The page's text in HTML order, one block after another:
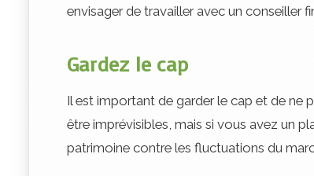
envisager de travailler avec un conseiller
Gardez le cap
Il est important de garder le cap et de ne
être imprévisibles, mais si vous avez un
patrimoine contre les fluctuations du